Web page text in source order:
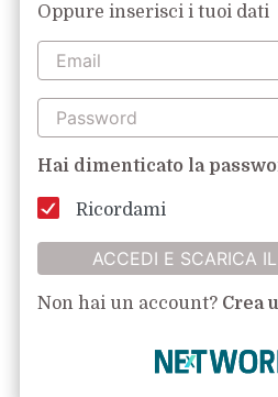
Oppure inserisci i tuoi dati
Hai dimenticato la
Ricordami
ACCEDI E SCARICA
Non hai un account? Crea